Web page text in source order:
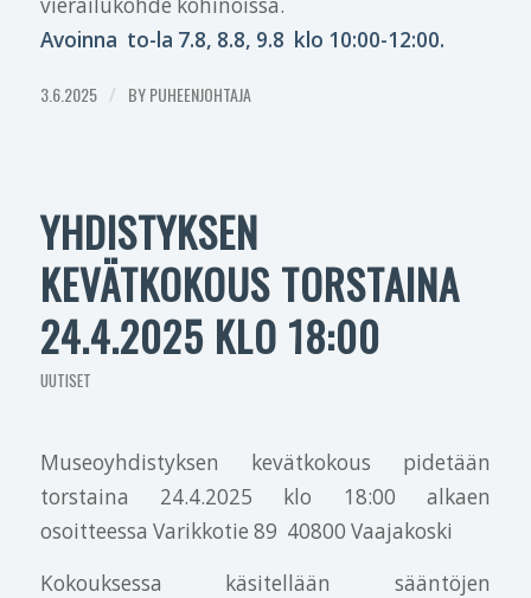
vierailukohde kohinoissa.
Avoinna to-la 7.8, 8.8, 9.8 klo 10:00-12:00.
3.6.2025 / BYPUHEENJOHTAJA
YHDISTYKSEN
KEVÄTKOKOUS TORSTAINA
24.4.2025 KLO 18:00
UUTISET
Museoyhdistyksen kevätkokous pidetään
torstaina 24.4.2025 klo 18:00 alkaen
osoitteessa Varikkotie 89 40800 Vaajakoski
Kokouksessa käsitellään sääntöjen